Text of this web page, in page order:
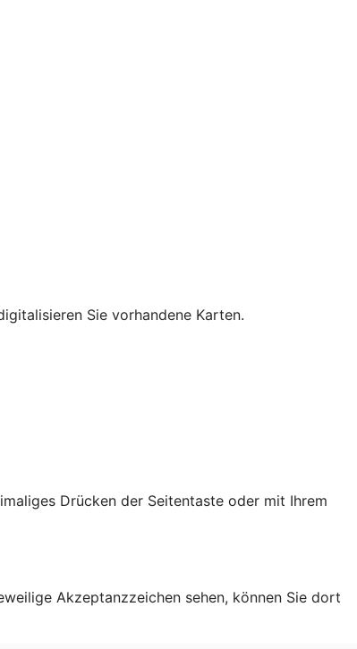
Sie vorhandene Karten.
Drücken der Seitentaste oder mit Ihrem
Akzeptanzzeichen sehen, können Sie dort